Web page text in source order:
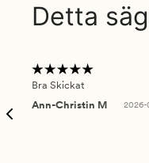
Detta
Bra Skickat
Ann-Christin M
2026-